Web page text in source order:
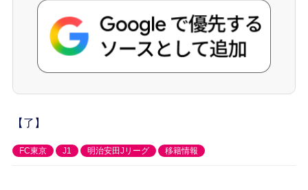
【了】
FC東京 J1 明治安田Jリーグ 移籍情報